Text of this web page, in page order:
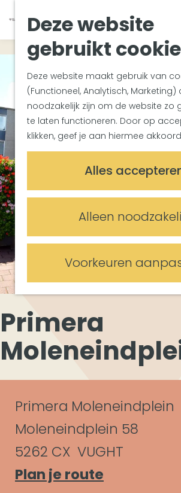
Deze website
gebruikt
Deze website maakt gebruik van
(Functioneel, Analytisch, Marketing)
noodzakelijk zijn om de website zo
te laten functioneren. Door op
klikken, geef je aan hiermee
Alles
Alleen
Voorkeuren
a
n
o
m
e
p
a
g
e
K
a
a
r
t
Z
o
e
k
e
n
M
e
u
Met
Met
In de
Plan je
Plan
Meetings
Primera
C
o
n
t
Primera Moleneindplein
Moleneindplein 58
5262 CX VUGHT
Plan je route